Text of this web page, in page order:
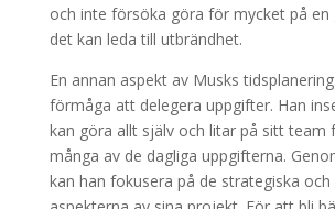
och inte försöka göra för mycket på
det kan leda till utbrändhet.
En annan aspekt av Musks
förmåga att delegera uppgifter. Han
kan göra allt själv och litar på sitt team
många av de dagliga uppgifterna.
kan han fokusera på de strategiska och